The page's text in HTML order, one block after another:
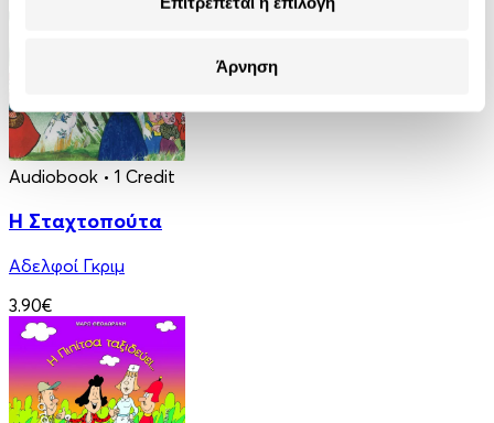
Άρνηση
Audiobook • 1 Credit
Η Σταχτοπούτα
Αδελφοί Γκριμ
3.90€